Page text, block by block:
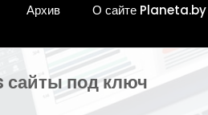
Архив О сайте Planeta.by
под ключ